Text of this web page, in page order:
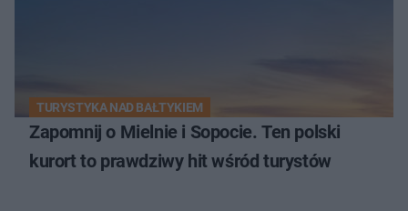
TURYSTYKA NAD BAŁTYKIEM
Zapomnij o Mielnie i Sopocie. Ten polski
kurort to prawdziwy hit wśród turystów